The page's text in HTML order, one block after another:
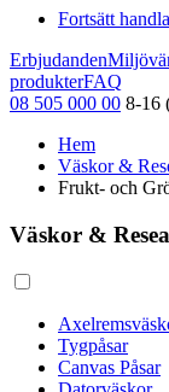
Fortsätt handla
Erbjudanden
produkterFAQ
08 505 000 00 8-16
Hem
Väskor &
Frukt- och
Väskor &
Tygpåsar
Canvas Påsar